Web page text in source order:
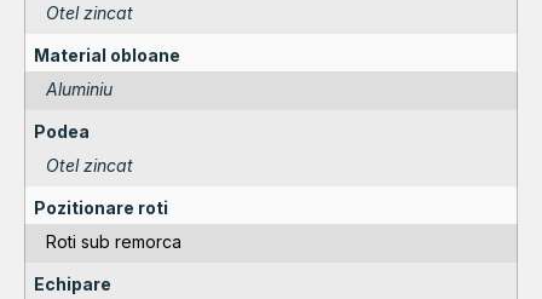
Otel zincat
Material obloane
Aluminiu
Podea
Otel zincat
Pozitionare roti
Roti sub remorca
Echipare